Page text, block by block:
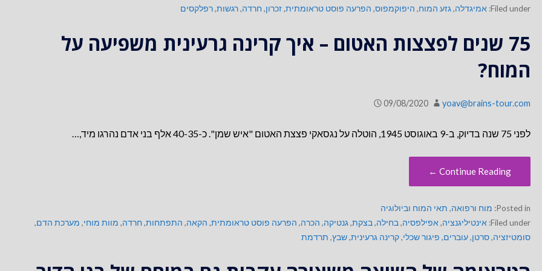
Filed under: אמיגדלה,גזע המוח, היפוקמפוס, הפרעה פוסט טראומתית,זכרון, חרדה,רגשות,רפלקסים
75 שנים לפצצות האטום – איך קרינה גרעינית משפיעה על
המוח?
09/08/2020 yoav@brains-tour.com
לפני 75 שנה בדיוק, ב-9 באוגוסט 1945, הוטלה על נגסאקי פצצת האטום "איש שמן". כ-40-35 אלף בני אדם נהרגו מיד,…
Continue Reading ←
Posted in: מוח ורפואה, תאי המוח וביולוגיה
Filed under: אינטיליגנציה, אפילפסיה,בחילה,בצקת,גנטיקה, הכרה, הפרעה פוסט טראומתית, הקאה, התפתחות, חרדה, מוות מוחי, מערכת הדם,
סומטיזציה,סרטן,עוברים, פיגור שכלי,קרינה גרעינית,שבץ, תרדמת